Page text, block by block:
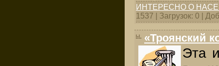
ИНТЕРЕСНО О
1537 | Загрузок: 0 |
«Троянский
Эта